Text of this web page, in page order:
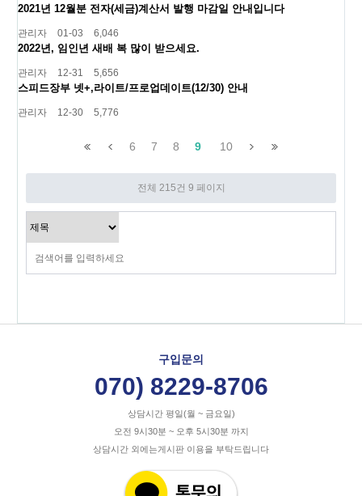
2021년 12월분 전자(세금)계산서 발행 마감일 안내입니다
관리자 01-03 6,046
2022년, 임인년 새배 복 많이 받으세요.
관리자 12-31 5,656
스피드장부 넷+,라이트/프로업데이트(12/30) 안내
관리자 12-30 5,776
6 7 8 9 10
전체 215건 9 페이지
구입문의
070) 8229-8706
상담시간 평일(월 ~ 금요일)
오전 9시30분 ~ 오후 5시30분 까지
상담시간 외에는게시판 이용을 부탁드립니다